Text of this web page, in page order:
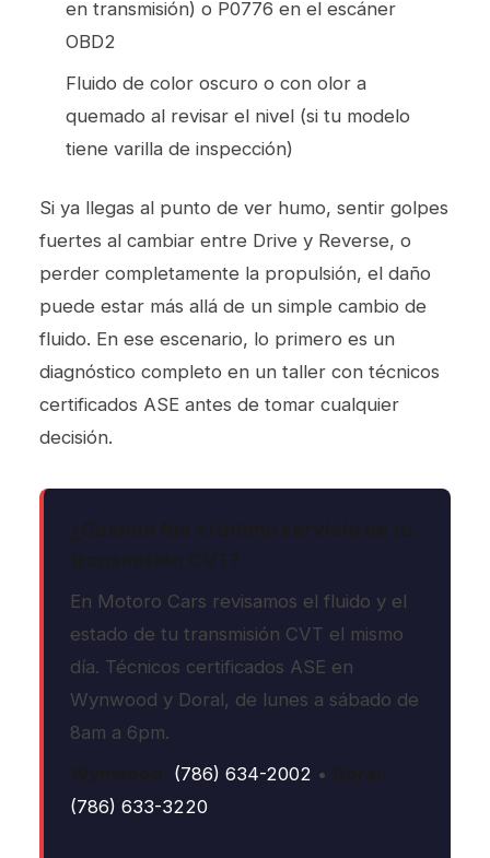
en transmisión) o P0776 en el escáner
OBD2
Fluido de color oscuro o con olor a
quemado al revisar el nivel (si tu modelo
tiene varilla de inspección)
Si ya llegas al punto de ver humo, sentir golpes
fuertes al cambiar entre Drive y Reverse, o
perder completamente la propulsión, el daño
puede estar más allá de un simple cambio de
fluido. En ese escenario, lo primero es un
diagnóstico completo en un taller con técnicos
certificados ASE antes de tomar cualquier
decisión.
En Motoro Cars revisamos el fluido y el
estado de tu transmisión CVT el mismo
día. Técnicos certificados ASE en
Wynwood y Doral, de lunes a sábado de
8am a 6pm.
(786) 634-2002 •
(786) 633-3220